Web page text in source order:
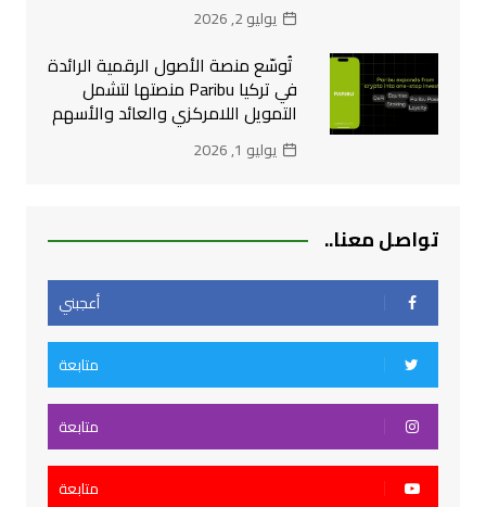
يوليو 2, 2026
تُوسّع منصة الأصول الرقمية الرائدة
في تركيا Paribu منصتها لتشمل
التمويل اللامركزي والعائد والأسهم
يوليو 1, 2026
تواصل معنا..
أعجبني
متابعة
متابعة
متابعة